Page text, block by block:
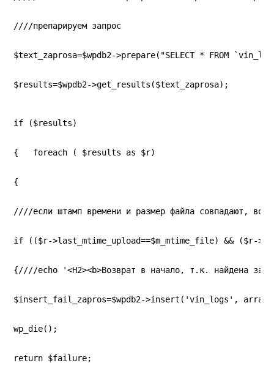
////препарируем запрос
$text_zaprosa=$wpdb2->prepare("SELECT * FROM
$results=$wpdb2->get_results($text_zaprosa);
if ($results)
{   foreach ( $results as $r)
{
////если штамп времени и размер файла совпадают,
if (($r->last_mtime_upload==$m_mtime_file) && ($r-
{////echo '<H2><b>Возврат в начало, т.к. найдена
$insert_fail_zapros=$wpdb2->insert('vin_logs',
wp_die();
return $failure;